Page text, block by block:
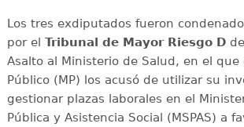
Los tres exdiputados fueron
por el Tribunal de Mayor Riesgo D
Asalto al Ministerio de Salud, en el que
Público (MP) los acusó de utilizar su
gestionar plazas laborales en el
Pública y Asistencia Social (MSPAS) a